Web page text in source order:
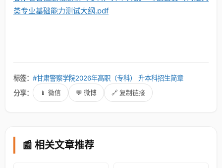
类专业基础能力测试大纲.pdf
标签： #甘肃警察学院2026年高职（专科） 升本科招生简章
分享：
📱 微信 💬 微博 🔗 复制链接
📰 相关文章推荐